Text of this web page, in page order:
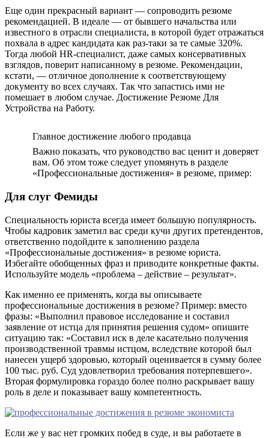
Еще один прекрасный вариант — сопроводить резюме
рекомендацией. В идеале — от бывшего начальства или
известного в отрасли специалиста, в которой будет отражаться
похвала в адрес кандидата как раз-таки за те самые 320%.
Тогда любой HR-специалист, даже самых консервативных
взглядов, поверит написанному в резюме. Рекомендации,
кстати, — отличное дополнение к соответствующему
документу во всех случаях. Так что запастись ими не
помешает в любом случае. Достижение Резюме Для
Устройства на Работу.
Главное достижение любого продавца
Важно показать, что руководство вас ценит и доверяет
вам. Об этом тоже следует упомянуть в разделе
«Профессиональные достижения» в резюме, пример:
Для слуг Фемиды
Специальность юриста всегда имеет большую популярность.
Чтобы кадровик заметил вас среди кучи других претендентов,
ответственно подойдите к заполнению раздела
«Профессиональные достижения» в резюме юриста.
Избегайте обобщенных фраз и приводите конкретные факты.
Используйте модель «проблема – действие – результат».
Как именно ее применять, когда вы описываете
профессиональные достижения в резюме? Пример: вместо
фразы: «Выполнил правовое исследование и составил
заявление от истца для принятия решения судом» опишите
ситуацию так: «Составил иск в деле касательно получения
производственной травмы истцом, вследствие которой был
нанесен ущерб здоровью, который оценивается в сумму более
100 тыс. руб. Суд удовлетворил требования потерпевшего».
Вторая формулировка гораздо более полно раскрывает вашу
роль в деле и показывает вашу компетентность.
Если же у вас нет громких побед в суде, и вы работаете в